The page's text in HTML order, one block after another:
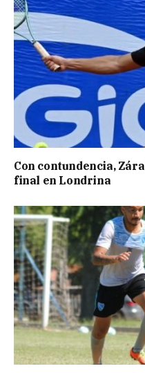
Con contundencia,
final en Londrina